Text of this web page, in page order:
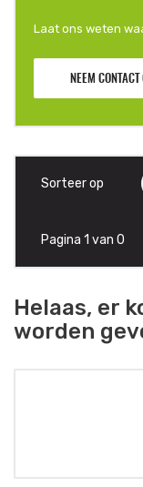
Laat ons weten
NEEM CONTACT
Sorteer op
Pagina 1 van 0
Helaas, er
worden